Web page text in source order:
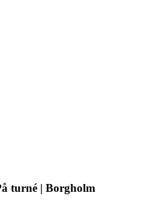
turné | Borgholm